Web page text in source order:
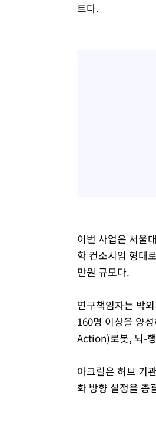
트다.
이번 사업은 서울
학 컨소시엄 형태
만원 규모다.
연구책임자는 박
160명 이상을 양
Action)로봇, 뇌-
아크릴은 허브 기
화 방향 설정을 총